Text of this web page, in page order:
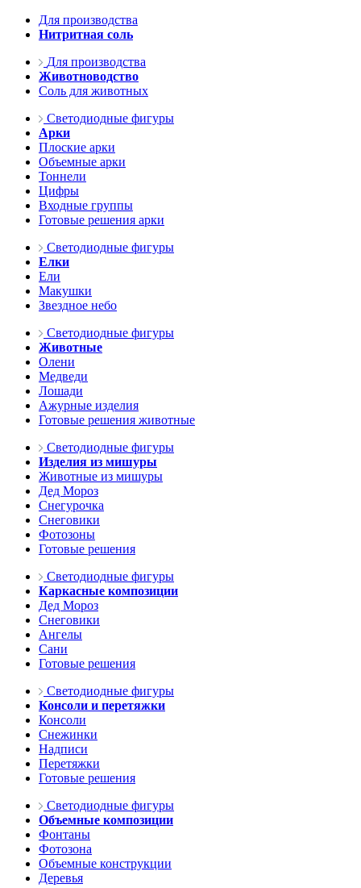
Для производства
Нитритная соль
Для производства
Животноводство
Соль для животных
Светодиодные фигуры
Арки
Плоские арки
Объемные арки
Тоннели
Цифры
Входные группы
Готовые решения арки
Светодиодные фигуры
Елки
Ели
Макушки
Звездное небо
Светодиодные фигуры
Животные
Олени
Медведи
Лошади
Ажурные изделия
Готовые решения животные
Светодиодные фигуры
Изделия из мишуры
Животные из мишуры
Дед Мороз
Снегурочка
Снеговики
Фотозоны
Готовые решения
Светодиодные фигуры
Каркасные композиции
Дед Мороз
Снеговики
Ангелы
Сани
Готовые решения
Светодиодные фигуры
Консоли и перетяжки
Консоли
Снежинки
Надписи
Перетяжки
Готовые решения
Светодиодные фигуры
Объемные композиции
Фонтаны
Фотозона
Объемные конструкции
Деревья